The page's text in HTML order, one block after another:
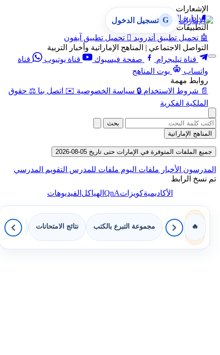
الإشعارات
🔔 إدارة الإشعارات
التطبيقات
🤖 تحميل تطبيق أندرويد  تحميل تطبيق آيفون
التواصل الاجتماعي | المناهج الإماراتية وأخبار التربية
قناة تيليجرام
صفحة فيسبوك قناة يوتيوب
قناة
واتساب
بوت المناهج
روابط مهمة
📄 شروط الاستخدام 🔒 سياسة الخصوصية ✉️ اتصل بنا ⚖️ حقوق
الملكية الفكرية
G تسجيل الدخول
بحث
المناهج الإماراتية
جميع الملفات المتوفرة في الإمارات حتى تاريخ 05-08-2026
المدرسون الأخبار ملفات اليوم ملفات للمدرس التقويم المدرسي
تم نسخ الرابط
الأكاديميةكويزاتQnAالهياكلالفيديوهات
🔥 مجموعة التبرع بالكتب نتائج الامتحانات